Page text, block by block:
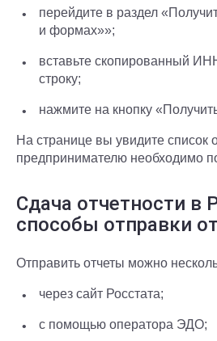
перейдите в раздел
и формах»»;
вставьте скопированный
строку;
нажмите на кнопку
На странице вы увидите список
предпринимателю необходимо
Сдача отчетности в
способы отправки
Отправить отчеты можно
через сайт Росстата;
с помощью оператора ЭДО;